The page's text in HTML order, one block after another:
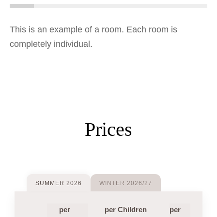
This is an example of a room. Each room is
completely individual.
Prices
SUMMER 2026 WINTER 2026/27
per
per Children
per